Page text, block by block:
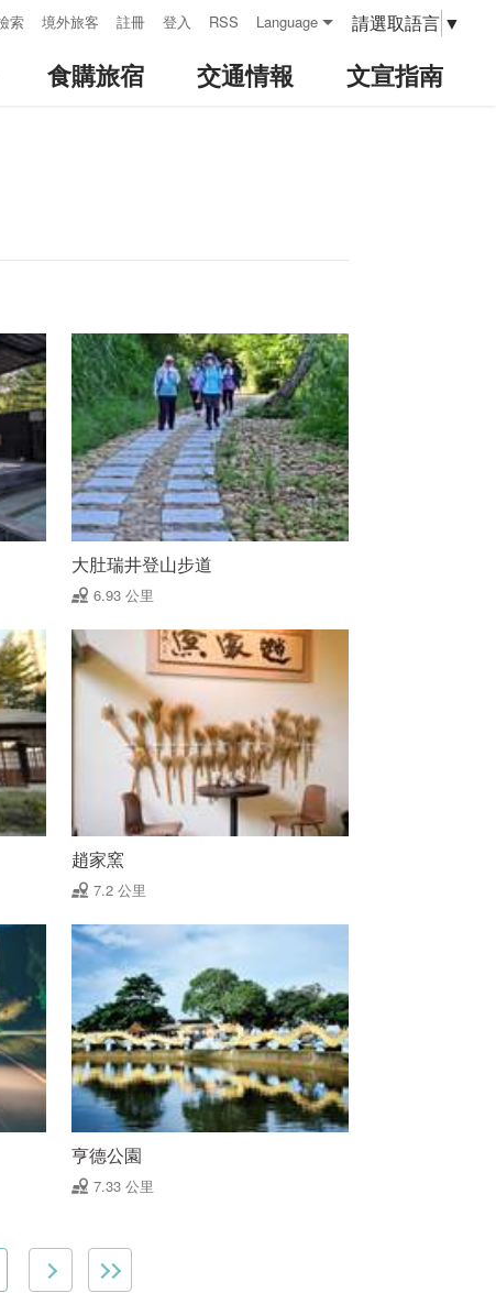
索 境外旅客 註冊 登入 RSS Language 請選取語言 ▼
食購旅宿 交通情報 文宣指南
大肚瑞井登山步道
6.93 公里
趙家窯
7.2 公里
亨德公園
7.33 公里